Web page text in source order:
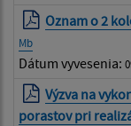
Oznam o 2
Mb
Dátum vyvesenia:
Výzva na
porastov pri